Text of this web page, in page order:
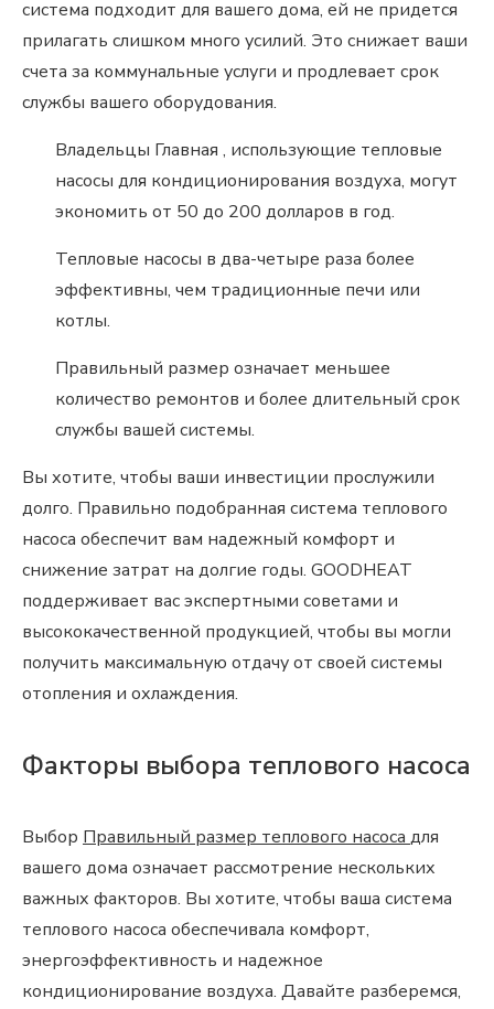
система подходит для вашего дома, ей не придется
прилагать слишком много усилий. Это снижает ваши
счета за коммунальные услуги и продлевает срок
службы вашего оборудования.
Владельцы Главная , использующие тепловые
насосы для кондиционирования воздуха, могут
экономить от 50 до 200 долларов в год.
Тепловые насосы в два-четыре раза более
эффективны, чем традиционные печи или
котлы.
Правильный размер означает меньшее
количество ремонтов и более длительный срок
службы вашей системы.
Вы хотите, чтобы ваши инвестиции прослужили
долго. Правильно подобранная система теплового
насоса обеспечит вам надежный комфорт и
снижение затрат на долгие годы. GOODHEAT
поддерживает вас экспертными советами и
высококачественной продукцией, чтобы вы могли
получить максимальную отдачу от своей системы
отопления и охлаждения.
Факторы выбора теплового насоса
Выбор Правильный размер теплового насоса для
вашего дома означает рассмотрение нескольких
важных факторов. Вы хотите, чтобы ваша система
теплового насоса обеспечивала комфорт,
энергоэффективность и надежное
кондиционирование воздуха. Давайте разберемся,